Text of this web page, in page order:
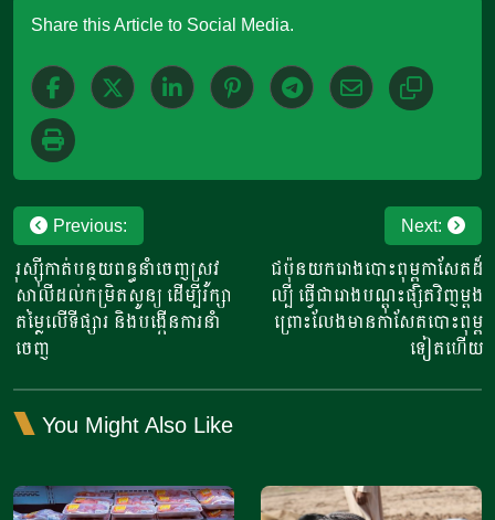
Share this Article to Social Media.
Post
navigation
Previous:
រុស្ស៊ីកាត់បន្ថយពន្ធនាំចេញស្រូវ
សាលីដល់កម្រិតសូន្យ ដើម្បីរក្សា
តម្លៃលើទីផ្សារ​ និងបង្កើនការនាំ
ចេញ
Next:
ជប៉ុនយករោងបោះពុម្ពកាសែតដ៏
ល្បី ធ្វើជារោងបណ្ដុះផ្សិតវិញម្តង
ព្រោះលែងមានកាសែតបោះពុម្ព
ទៀតហើយ
You Might Also Like